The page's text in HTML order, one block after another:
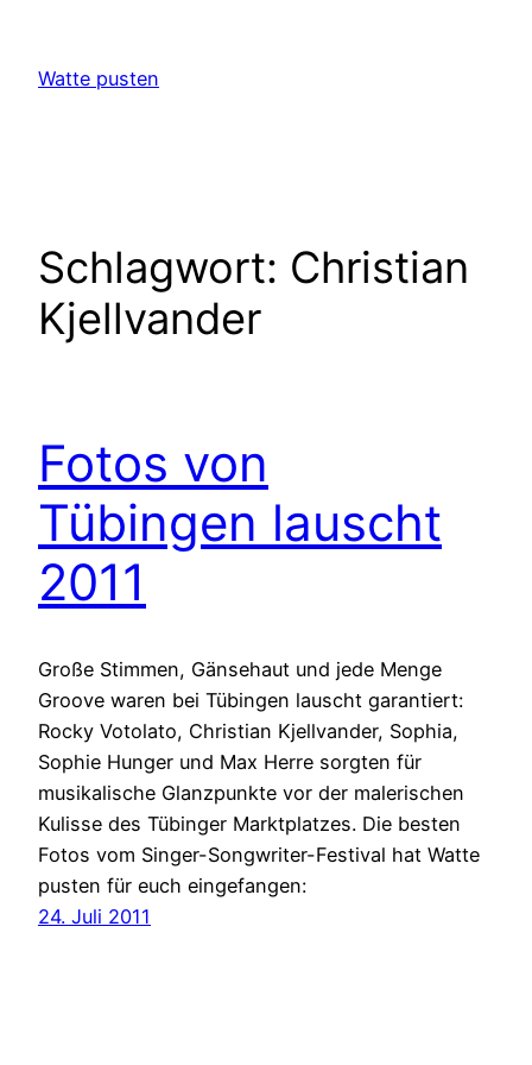
springen
Watte pusten
Schlagwort: Christian
Kjellvander
Fotos von
Tübingen lauscht
2011
Große Stimmen, Gänsehaut und jede Menge
Groove waren bei Tübingen lauscht garantiert:
Rocky Votolato, Christian Kjellvander, Sophia,
Sophie Hunger und Max Herre sorgten für
musikalische Glanzpunkte vor der malerischen
Kulisse des Tübinger Marktplatzes. Die besten
Fotos vom Singer-Songwriter-Festival hat Watte
pusten für euch eingefangen:
24. Juli 2011